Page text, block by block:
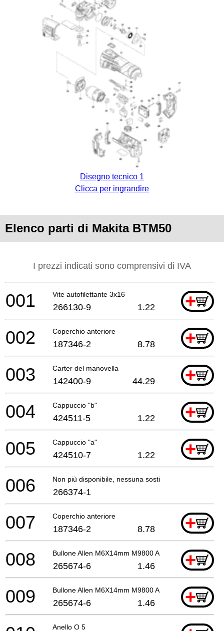
Disegno tecnico 1
Clicca per ingrandire
Elenco parti di Makita BTM50
I prezzi indicati sono comprensivi di IVA
Vite autofilettante 3x16 +
001 266130-9 1.22
Coperchio anteriore +
002 187346-2 8.78
Carter del manovella +
003 142400-9 44.29
Cappuccio "b" +
004 424511-5 1.22
Cappuccio "a" +
005 424510-7 1.22
Non più disponibile, nessuna sostituzione
006 266374-1
Coperchio anteriore +
007 187346-2 8.78
Bullone Allen M6X14mm M9800 A +
008 265674-6 1.46
Bullone Allen M6X14mm M9800 A +
009 265674-6 1.46
Anello O 5